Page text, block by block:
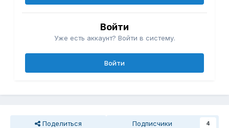
Войти
Уже есть аккаунт? Войти в систему.
Войти
Поделиться Подписчики 4